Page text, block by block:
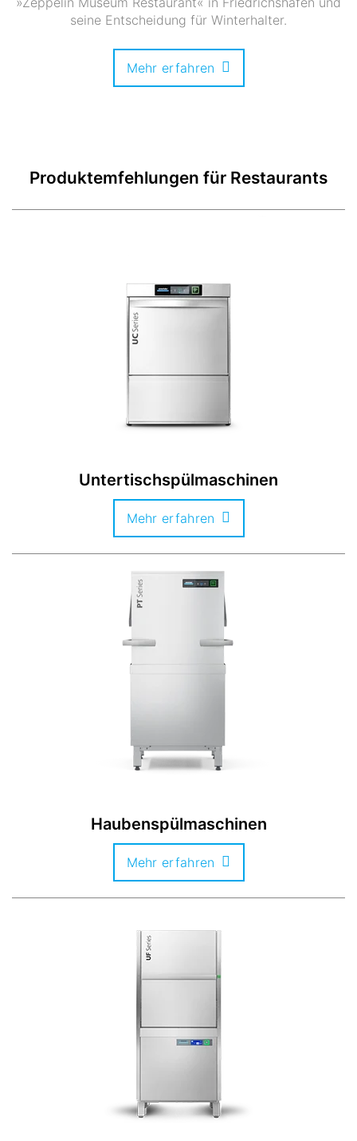
seine Entscheidung für Winterhalter.
Mehr erfahren
Produktemfehlungen für Restaurants
Untertischspülmaschinen
Mehr erfahren
Haubenspülmaschinen
Mehr erfahren